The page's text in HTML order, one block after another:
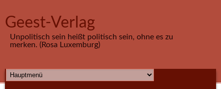
Geest-Verlag
Unpolitisch sein heißt politisch sein, ohne es zu
merken. (Rosa Luxemburg)
HAUPTMENÜ